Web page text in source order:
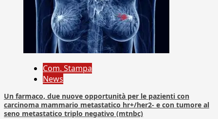
Com. Stampa
News
Un farmaco, due nuove opportunità per le pazienti con
carcinoma mammario metastatico hr+/her2- e con tumore al
seno metastatico triplo negativo (mtnbc)